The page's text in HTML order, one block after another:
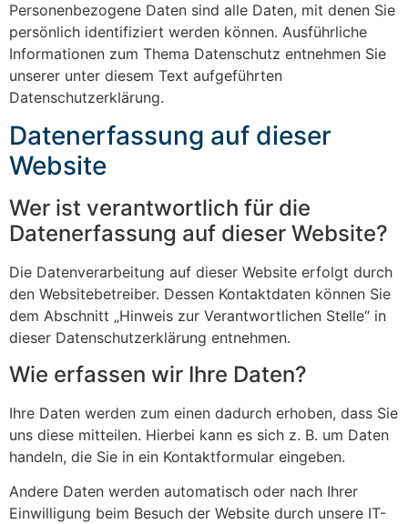
Personenbezogene Daten sind alle Daten, mit denen Sie
persönlich identifiziert werden können. Ausführliche
Informationen zum Thema Datenschutz entnehmen Sie
unserer unter diesem Text aufgeführten
Datenschutzerklärung.
Datenerfassung auf dieser
Website
Wer ist verantwortlich für die
Datenerfassung auf dieser Website?
Die Datenverarbeitung auf dieser Website erfolgt durch
den Websitebetreiber. Dessen Kontaktdaten können Sie
dem Abschnitt „Hinweis zur Verantwortlichen Stelle“ in
dieser Datenschutzerklärung entnehmen.
Wie erfassen wir Ihre Daten?
Ihre Daten werden zum einen dadurch erhoben, dass Sie
uns diese mitteilen. Hierbei kann es sich z. B. um Daten
handeln, die Sie in ein Kontaktformular eingeben.
Andere Daten werden automatisch oder nach Ihrer
Einwilligung beim Besuch der Website durch unsere IT-